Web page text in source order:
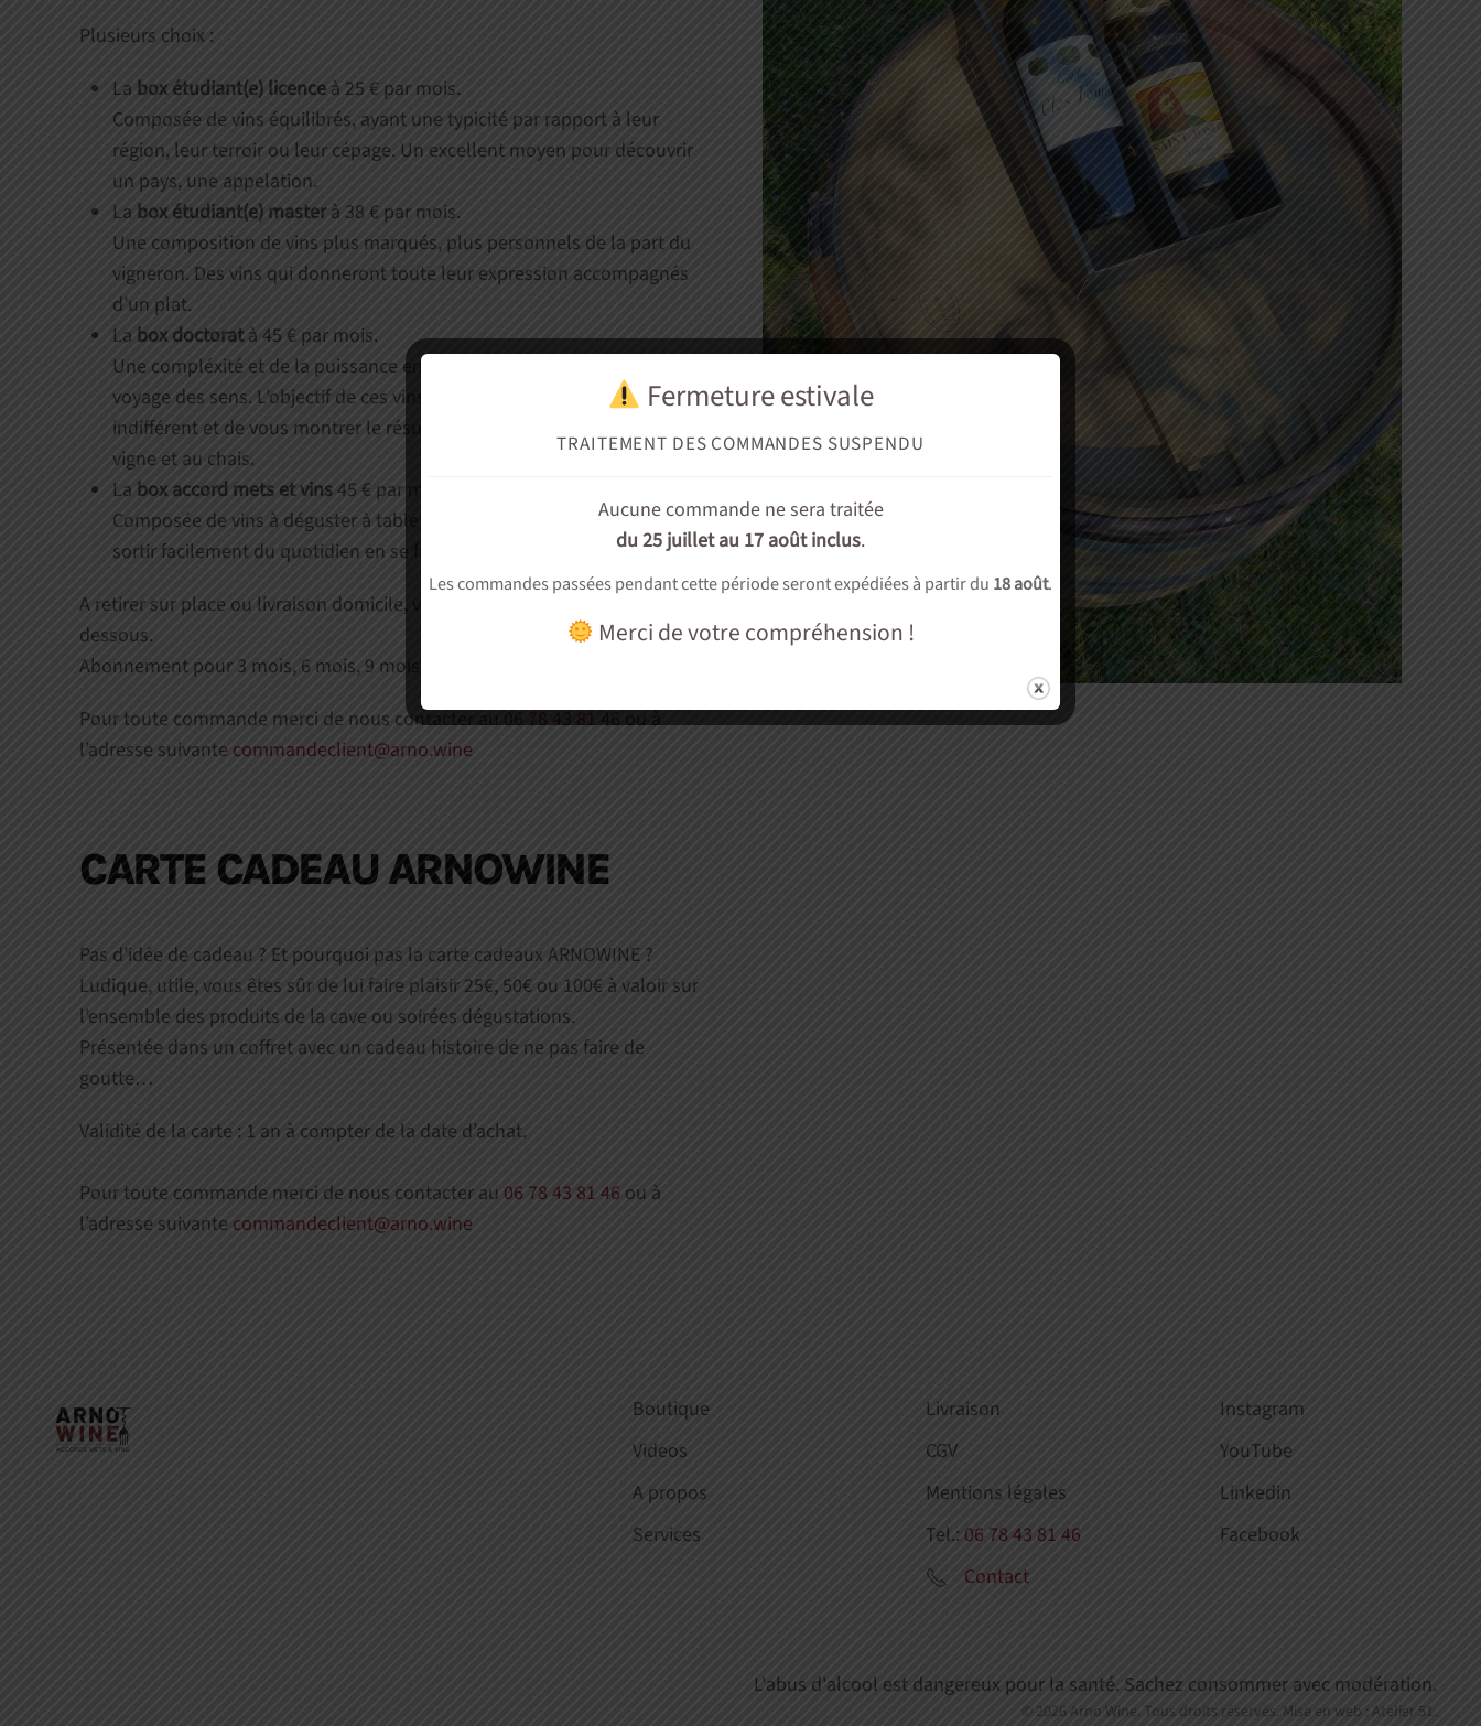
Plusieurs choix :
La box étudiant(e) licence à 25 € par mois.
Composée de vins équilibrés, ayant une typicité par rapport à leur
région, leur terroir ou leur cépage. Un excellent moyen pour découvrir
un pays, une appelation.
La box étudiant(e) masterà 38 € par mois.
Une composition de vins plus marqués, plus personnels de la part du
vigneron. Des vins qui donneront toute leur expression accompagnés
d’un plat.
La box doctoratà 45 € par mois.
Une compléxité et de la puissance en bouche et au nez qui invitent au
voyage des sens. L’objectif de ces vins est de ne pas vous laisser
indifférent et de vous montrer le résultat d’un travail minutieux à la
vigne et au chais.
La box accord mets et vins45 € par mois.
Composée de vins à déguster à table avec son idée recette. Un moyen de
sortir facilement du quotidien en se faisant plaisir.
A retirer sur place ou livraison domicile, voir conditions de transport ci-
dessous.
Abonnement pour 3 mois, 6 mois, 9 mois ou 12 mois.
Pour toute commande merci de nous contacter au06 78 43 81 46ou à
l’adresse suivante commandeclient@arno.wine
CARTE CADEAU ARNOWINE
Pas d’idée de cadeau ? Et pourquoi pas la carte cadeaux ARNOWINE ?
Ludique, utile, vous êtes sûr de lui faire plaisir 25€, 50€ ou 100€ à valoir sur
l’ensemble des produits de la cave ou soirées dégustations.
Présentée dans un coffret avec un cadeau histoire de ne pas faire de
goutte…
Validité de la carte : 1 an à compter de la date d’achat.
Pour toute commande merci de nous contacter au 06 78 43 81 46 ou à
l’adresse suivante commandeclient@arno.wine
Boutique
Videos
A propos
Services
Livraison
CGV
Mentions légales
Tel.: 06 78 43 81 46
Contact
Instagram
YouTube
Linkedin
Facebook
L'abus d'alcool est dangereux pour la santé. Sachez consommer avec modération.
© 2026 Arno Wine. Tous droits réservés. Mise en web : Atelier 51 .
Fermeture estivale
TRAITEMENT DES COMMANDES SUSPENDU
Aucune commande ne sera traitée
du 25 juillet au 17 août inclus.
Les commandes passées pendant cette période seront expédiées à partir du 18 août.
Merci de votre compréhension !